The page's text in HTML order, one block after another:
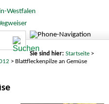
Sie sind hier: Startseite>
> Blattfleckenpilze an Gemüse